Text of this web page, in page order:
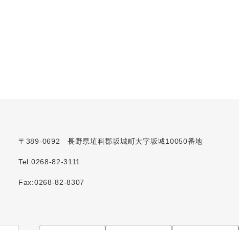
〒389-0692 長野県埴科郡坂城町大字坂城10050番地
Tel:0268-82-3111
Fax:0268-82-8307